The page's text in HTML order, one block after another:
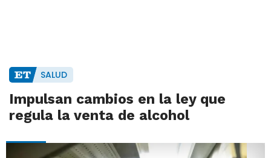
SALUD
Impulsan cambios en la ley que
regula la venta de alcohol